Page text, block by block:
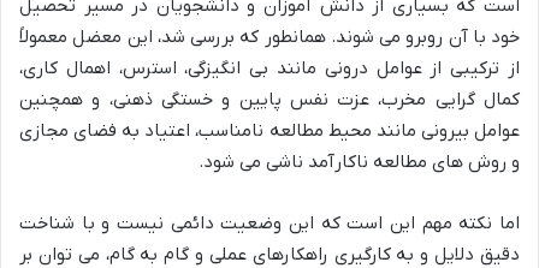
است که بسیاری از دانش آموزان و دانشجویان در مسیر تحصیل
خود با آن روبرو می شوند. همانطور که بررسی شد، این معضل معمولاً
از ترکیبی از عوامل درونی مانند بی انگیزگی، استرس، اهمال کاری،
کمال گرایی مخرب، عزت نفس پایین و خستگی ذهنی، و همچنین
عوامل بیرونی مانند محیط مطالعه نامناسب، اعتیاد به فضای مجازی
و روش های مطالعه ناکارآمد ناشی می شود.
اما نکته مهم این است که این وضعیت دائمی نیست و با شناخت
دقیق دلایل و به کارگیری راهکارهای عملی و گام به گام، می توان بر